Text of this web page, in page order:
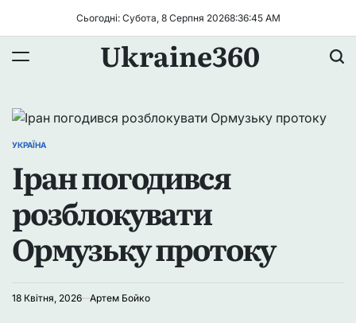
Сьогодні: Субота, 8 Серпня 20268:36:45 AM
Ukraine360
ОПУБЛІКУВАТИ
УКРАЇНА
Іран погодився
розблокувати
Ормузьку протоку
18 Квітня, 2026 Артем Бойко